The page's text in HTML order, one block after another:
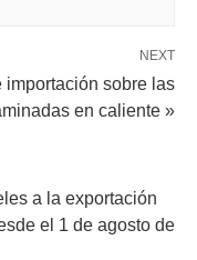
NEXT
importación sobre las
en caliente »
a la exportación
el 1 de agosto de